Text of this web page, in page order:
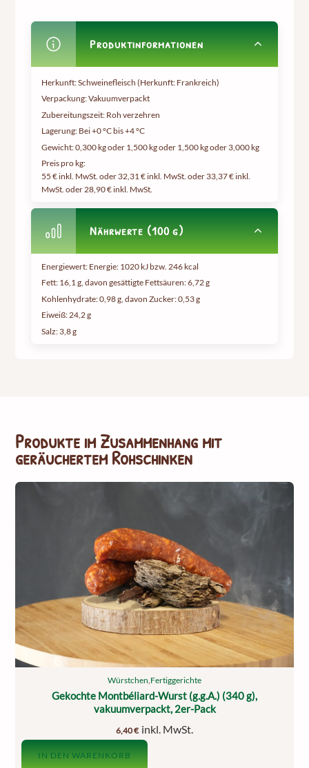
Produktinformationen
Herkunft: Schweinefleisch (Herkunft: Frankreich)
Verpackung: Vakuumverpackt
Zubereitungszeit: Roh verzehren
Lagerung: Bei +0 °C bis +4 °C
Gewicht:0,300 kg oder 1,500 kg oder 1,500 kg oder 3,000 kg
Preis pro kg:
55 € inkl. MwSt. oder 32,31 € inkl. MwSt. oder 33,37 € inkl.
MwSt. oder 28,90 € inkl. MwSt.
Nährwerte (100 g)
Energiewert: Energie: 1020 kJ bzw. 246 kcal
Fett: 16,1 g, davon gesättigte Fettsäuren: 6,72 g
Kohlenhydrate: 0,98 g, davon Zucker: 0,53 g
Eiweiß: 24,2 g
Salz: 3,8 g
Produkte im Zusammenhang mit
geräuchertem Rohschinken
Würstchen Fertiggerichte
Gekochte Montbéliard-Wurst (g.g.A.) (340 g),
vakuumverpackt, 2er-Pack
6,40€ inkl. MwSt.
IN DEN WARENKORB